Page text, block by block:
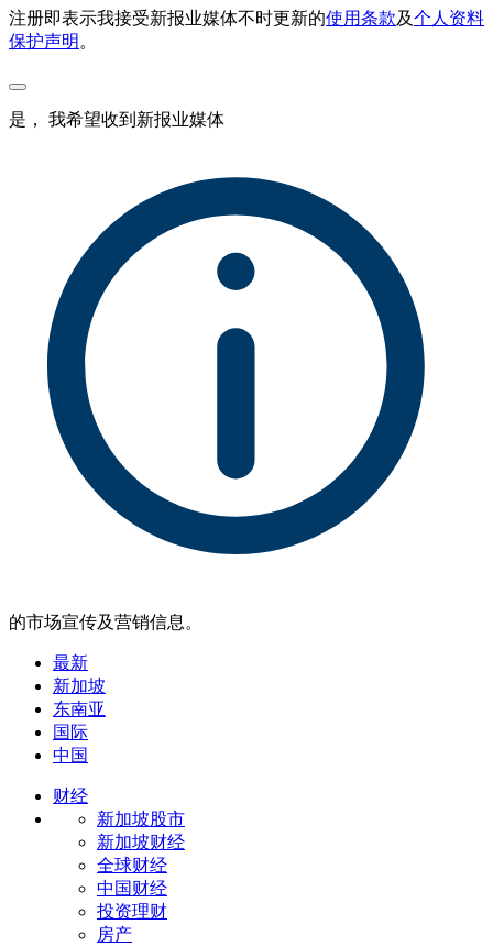
注册即表示我接受新报业媒体不时更新的使用条款及个人资料
保护声明。
是， 我希望收到新报业媒体
的市场宣传及营销信息。
最新
新加坡
东南亚
国际
中国
财经
新加坡股市
新加坡财经
全球财经
中国财经
投资理财
房产